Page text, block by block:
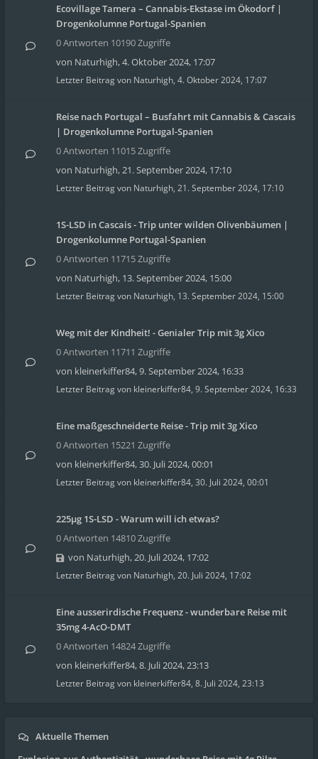
Ecovillage Tamera – Cannabis-Ekstase im Ökodorf |
Drogenkolumne Portugal-Spanien
0 Antworten 10190 Zugriffe
von Naturhigh,4. Oktober 2024, 17:07
Letzter Beitrag von Naturhigh, 4. Oktober 2024, 17:07
Reise nach Portugal – Busfahrt mit Cannabis & Cascais
| Drogenkolumne Portugal-Spanien
0 Antworten 11015 Zugriffe
von Naturhigh,21. September 2024, 17:10
Letzter Beitrag von Naturhigh, 21. September 2024, 17:10
1S-LSD in Cascais - Trip unter wilden Olivenbäumen |
Drogenkolumne Portugal-Spanien
0 Antworten 11715 Zugriffe
von Naturhigh, 13. September 2024, 15:00
Letzter Beitrag von Naturhigh, 13. September 2024, 15:00
Weg mit der Kindheit! - Genialer Trip mit 3g Xico
0 Antworten 11711 Zugriffe
von kleinerkiffer84,9. September 2024, 16:33
Letzter Beitrag von kleinerkiffer84, 9. September 2024, 16:33
Eine maßgeschneiderte Reise - Trip mit 3g Xico
0 Antworten 15221 Zugriffe
von kleinerkiffer84,30. Juli 2024, 00:01
Letzter Beitrag von kleinerkiffer84, 30. Juli 2024, 00:01
225µg 1S-LSD - Warum will ich etwas?
0 Antworten 14810 Zugriffe
von Naturhigh,20. Juli 2024, 17:02
Letzter Beitrag von Naturhigh, 20. Juli 2024, 17:02
Eine ausserirdische Frequenz - wunderbare Reise mit
35mg 4-AcO-DMT
0 Antworten 14824 Zugriffe
von kleinerkiffer84,8. Juli 2024, 23:13
Letzter Beitrag von kleinerkiffer84, 8. Juli 2024, 23:13
Aktuelle Themen